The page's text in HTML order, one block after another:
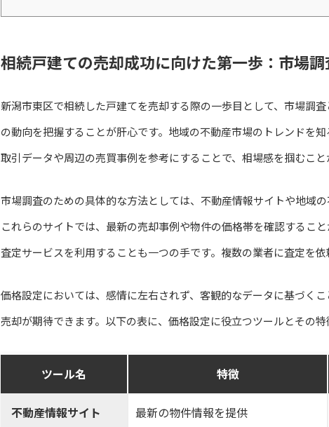
相続戸建ての売却成功に向けた第一歩：市場
新潟市東区で相続した戸建てを売却する際の一歩目として、市場調
の動向を把握することが肝心です。地域の不動産市場のトレンドを
取引データや周辺の売買事例を参考にすることで、相場感を掴むこと
市場調査のための具体的な方法としては、不動産情報サイトや地域
これらのサイトでは、最新の売却事例や物件の価格帯を確認するこ
査定サービスを利用することも一つの手です。複数の業者に査定を
価格設定においては、感情に左右されず、客観的なデータに基づく
売却が期待できます。以下の表に、価格設定に役立つツールとその特
ツール名 特徴
不動産情報サイト 最新の物件情報を提供